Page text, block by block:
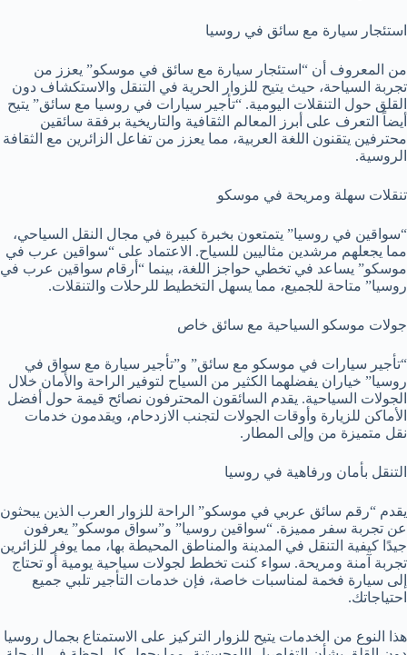
استئجار سيارة مع سائق في روسيا
من المعروف أن “استئجار سيارة مع سائق في موسكو” يعزز من
تجربة السياحة، حيث يتيح للزوار الحرية في التنقل والاستكشاف دون
القلق حول التنقلات اليومية. “تأجير سيارات في روسيا مع سائق” يتيح
أيضاً التعرف على أبرز المعالم الثقافية والتاريخية برفقة سائقين
محترفين يتقنون اللغة العربية، مما يعزز من تفاعل الزائرين مع الثقافة
الروسية.
تنقلات سهلة ومريحة في موسكو
“سواقين في روسيا” يتمتعون بخبرة كبيرة في مجال النقل السياحي،
مما يجعلهم مرشدين مثاليين للسياح. الاعتماد على “سواقين عرب في
موسكو” يساعد في تخطي حواجز اللغة، بينما “أرقام سواقين عرب في
روسيا” متاحة للجميع، مما يسهل التخطيط للرحلات والتنقلات.
جولات موسكو السياحية مع سائق خاص
“تأجير سيارات في موسكو مع سائق” و”تأجير سيارة مع سواق في
روسيا” خياران يفضلهما الكثير من السياح لتوفير الراحة والأمان خلال
الجولات السياحية. يقدم السائقون المحترفون نصائح قيمة حول أفضل
الأماكن للزيارة وأوقات الجولات لتجنب الازدحام، ويقدمون خدمات
نقل متميزة من وإلى المطار.
التنقل بأمان ورفاهية في روسيا
يقدم “رقم سائق عربي في موسكو” الراحة للزوار العرب الذين يبحثون
عن تجربة سفر مميزة. “سواقين روسيا” و”سواق موسكو” يعرفون
جيدًا كيفية التنقل في المدينة والمناطق المحيطة بها، مما يوفر للزائرين
تجربة آمنة ومريحة. سواء كنت تخطط لجولات سياحية يومية أو تحتاج
إلى سيارة فخمة لمناسبات خاصة، فإن خدمات التأجير تلبي جميع
احتياجاتك.
هذا النوع من الخدمات يتيح للزوار التركيز على الاستمتاع بجمال روسيا